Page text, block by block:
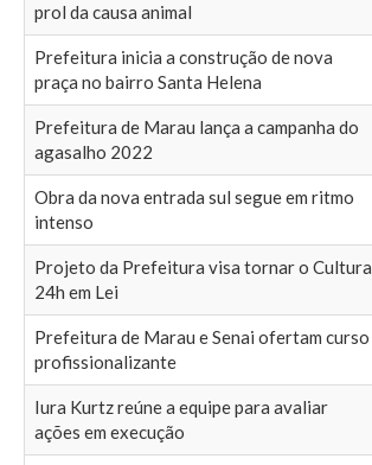
prol da causa animal
Prefeitura inicia a construção de nova
praça no bairro Santa Helena
Prefeitura de Marau lança a campanha do
agasalho 2022
Obra da nova entrada sul segue em ritmo
intenso
Projeto da Prefeitura visa tornar o Cultura
24h em Lei
Prefeitura de Marau e Senai ofertam curso
profissionalizante
Iura Kurtz reúne a equipe para avaliar
ações em execução